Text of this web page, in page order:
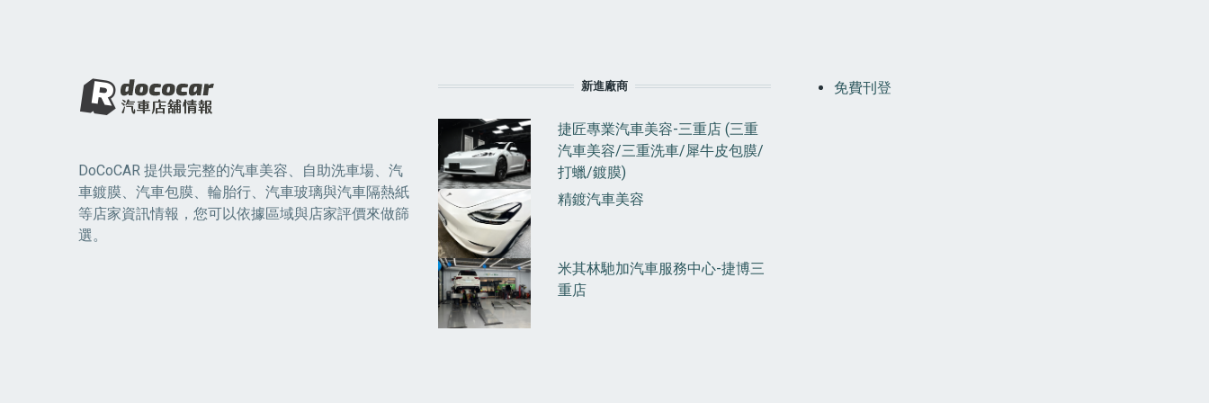
DoCoCAR 提供最完整的汽車美容、自助洗車場、汽
車鍍膜、汽車包膜、輪胎行、汽車玻璃與汽車隔熱紙
等店家資訊情報，您可以依據區域與店家評價來做篩
選。
新進廠商
捷匠專業汽車美容-三重店 (三重
汽車美容/三重洗車/犀牛皮包膜/
打蠟/鍍膜)
精鍍汽車美容
米其林馳加汽車服務中心-捷博三
重店
MENU免費刊登